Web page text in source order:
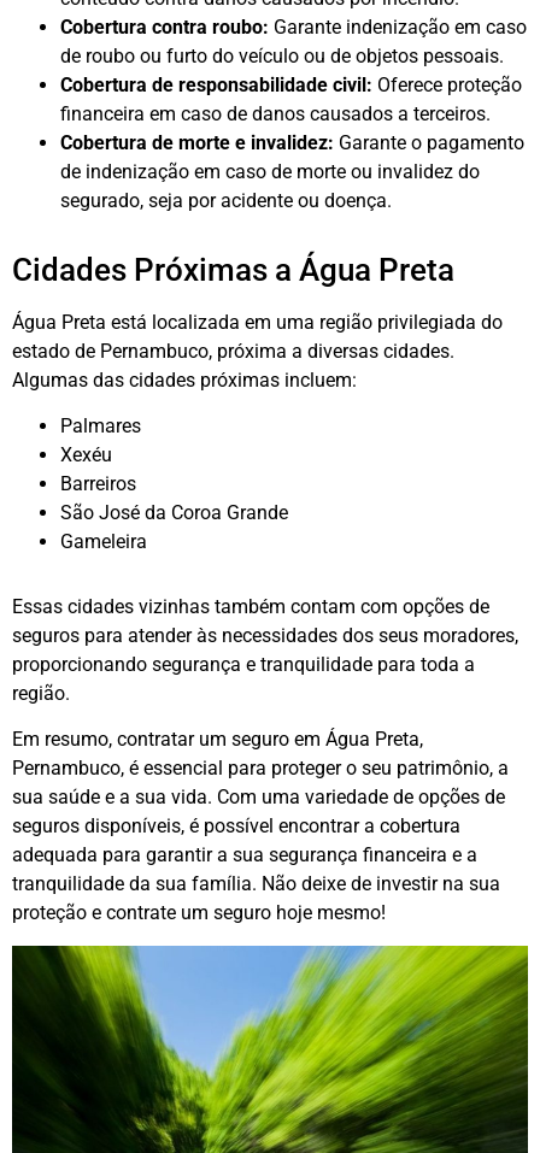
Cobertura contra roubo: Garante indenização em caso
de roubo ou furto do veículo ou de objetos pessoais.
Cobertura de responsabilidade civil: Oferece proteção
financeira em caso de danos causados a terceiros.
Cobertura de morte e invalidez: Garante o pagamento
de indenização em caso de morte ou invalidez do
segurado, seja por acidente ou doença.
Cidades Próximas a Água Preta
Água Preta está localizada em uma região privilegiada do
estado de Pernambuco, próxima a diversas cidades.
Algumas das cidades próximas incluem:
Palmares
Xexéu
Barreiros
São José da Coroa Grande
Gameleira
Essas cidades vizinhas também contam com opções de
seguros para atender às necessidades dos seus moradores,
proporcionando segurança e tranquilidade para toda a
região.
Em resumo, contratar um seguro em Água Preta,
Pernambuco, é essencial para proteger o seu patrimônio, a
sua saúde e a sua vida. Com uma variedade de opções de
seguros disponíveis, é possível encontrar a cobertura
adequada para garantir a sua segurança financeira e a
tranquilidade da sua família. Não deixe de investir na sua
proteção e contrate um seguro hoje mesmo!